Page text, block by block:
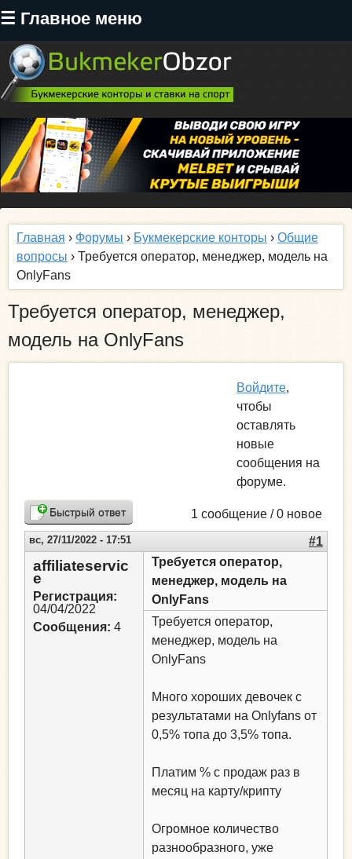
☰ Главное меню
Перейти
основному
содержанию
Главная › Форумы › Букмекерские конторы › Общие
вопросы › Требуется оператор, менеджер, модель на
OnlyFans
Требуется оператор, менеджер,
модель на OnlyFans
Войдите,
чтобы
оставлять
новые
сообщения на
форуме.
1 сообщение / 0 новое
Быстрый ответ
вс, 27/11/2022 - 17:51 #1
affiliateservic
e
Регистрация:
04/04/2022
Сообщения: 4
Требуется оператор,
менеджер, модель на
OnlyFans
Требуется оператор,
менеджер, модель на
OnlyFans
Много хороших девочек с
результатами на Onlyfans от
0,5% топа до 3,5% топа.
Платим % с продаж раз в
месяц на карту/крипту
Огромное количество
разнообразного, уже